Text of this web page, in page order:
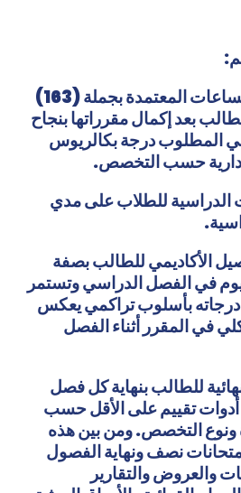
تطبيق نظام الساعات المعتمدة بجملة (163)
بعد إكمال مقرراتها بنجاح
المطلوبدرجة بكالريوس
حسب التخصص.
الدراسية للطلاب على مدي
الأكاديمي للطالب بصفة
في الفصل الدراسي وتستمر
درجاته بأسلوب تراكمي يعكس
في المقرر أثناء الفصل
للطالب بنهاية كل فصل
تقييم على الأقل حسب
ونوع التخصص. ومن بين هذه
نصف ونهاية الفصول
والعروض والتقارير